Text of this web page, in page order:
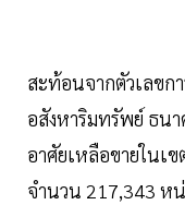
สะท้อนจากตัวเลขก
อสังหาริมทรัพย์ ธนา
อาศัยเหลือขายในเ
จำนวน 217,343 ห